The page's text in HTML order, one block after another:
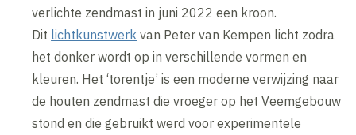
verlichte zendmast in juni 2022 een kroon.
Dit lichtkunstwerk van Peter van Kempen licht zodra
het donker wordt op in verschillende vormen en
kleuren. Het ‘torentje’ is een moderne verwijzing naar
de houten zendmast die vroeger op het Veemgebouw
stond en die gebruikt werd voor experimentele